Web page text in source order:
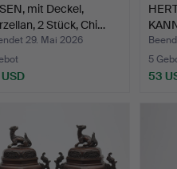
mit Deckel,
2 Stück, Chi…
29. Mai 2026
5
53